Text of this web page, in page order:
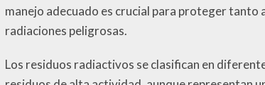
manejo adecuado es crucial para proteger tanto
radiaciones peligrosas.
Los residuos radiactivos se clasifican en